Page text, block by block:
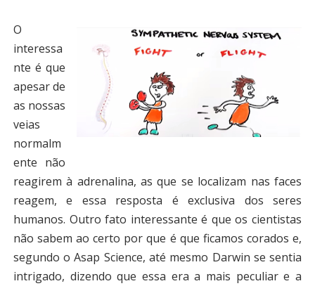
O
interessa
nte é que
apesar de
as nossas
veias
normalm
ente não
reagirem à adrenalina, as que se localizam nas faces
reagem, e essa resposta é exclusiva dos seres
humanos. Outro fato interessante é que os cientistas
não sabem ao certo por que é que ficamos corados e,
segundo o Asap Science, até mesmo Darwin se sentia
intrigado, dizendo que essa era a mais peculiar e a